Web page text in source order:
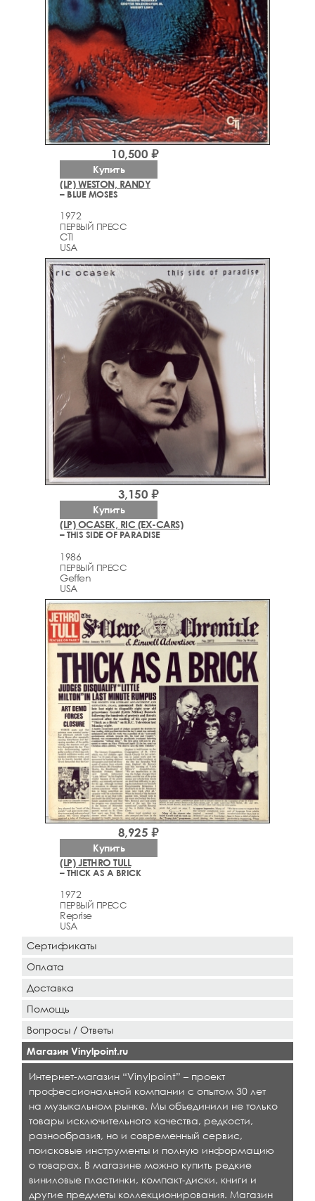
(LP) WESTON, RANDY
– BLUE MOSES
1972
ПЕРВЫЙ ПРЕСС
CTI
USA
10,500 ₽
Купить
(LP) OCASEK, RIC (EX-CARS)
– THIS SIDE OF PARADISE
1986
ПЕРВЫЙ ПРЕСС
Geffen
USA
3,150 ₽
Купить
(LP) JETHRO TULL
– THICK AS A BRICK
1972
ПЕРВЫЙ ПРЕСС
Reprise
USA
8,925 ₽
Купить
Сертификаты
Оплата
Доставка
Помощь
Вопросы / Ответы
Магазин Vinylpoint.ru
Интернет-магазин “Vinylpoint” – проект
профессиональной компании с опытом 30 лет
на музыкальном рынке. Мы объединили не только
товары исключительного качества, редкости,
разнообразия, но и современный сервис,
поисковые инструменты и полную информацию
о товарах. В магазине можно купить редкие
виниловые пластинки, компакт-диски, книги и
другие предметы коллекционирования. Магазин